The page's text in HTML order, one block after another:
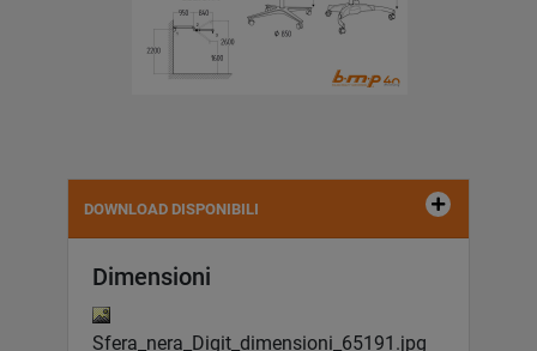
DOWNLOAD DISPONIBILI
Dimensioni
Sfera_nera_Digit_dimensioni_65191.jpg